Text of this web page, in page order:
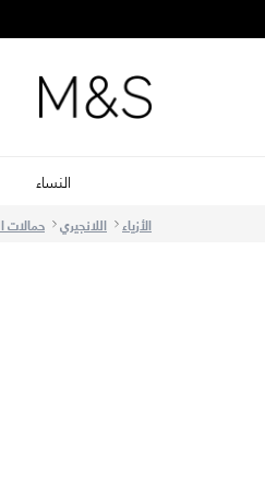
النساء
الأزياء اللانجيري حمالات